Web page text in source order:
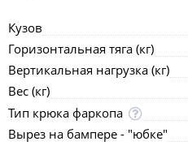
Кузов
Горизонтальная тяга (кг)
Вертикальная нагрузка (кг)
Вес (кг)
Тип крюка фаркопа
Вырез на бампере - "юбке"